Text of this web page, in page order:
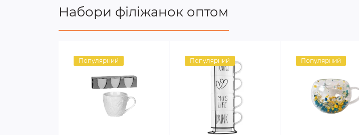
Набори філіжанок оптом
Популярний Популярний Популярний